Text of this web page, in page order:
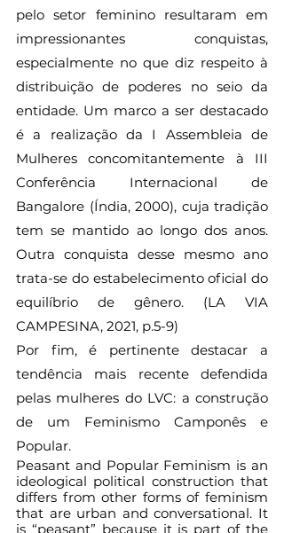
pelo setor feminino resultaram em
impressionantes conquistas,
especialmente no que diz respeito à
distribuição de poderes no seio da
entidade. Um marco a ser destacado
é a realização da I Assembleia de
Mulheres concomitantemente à III
Conferência Internacional de
Bangalore (Índia, 2000), cuja tradição
tem se mantido ao longo dos anos.
Outra conquista desse mesmo ano
trata-se do estabelecimento oficial do
equilíbrio de gênero. (LA VIA
CAMPESINA, 2021, p.5-9)
Por fim, é pertinente destacar a
tendência mais recente defendida
pelas mulheres do LVC: a construção
de um Feminismo Camponês e
Popular.
Peasant and Popular Feminism is an
ideological political construction that
differs from other forms of feminism
that are urban and conversational. It
is “peasant” because it is part of the